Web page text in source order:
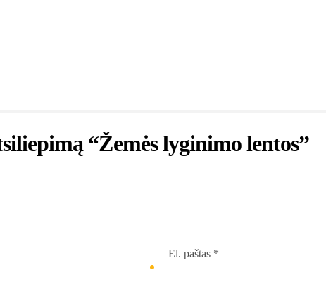
“Žemės lyginimo lentos”
El. paštas *